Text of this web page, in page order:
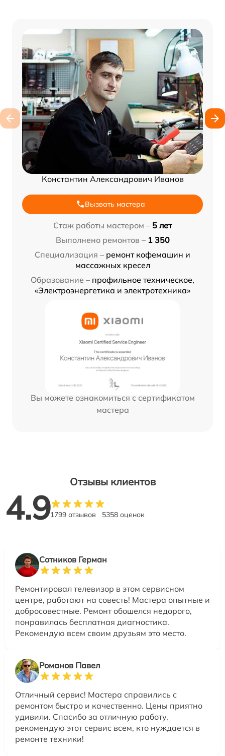
Константин Александрович Иванов
Вызвать мастера
Стаж работы мастером – 5 лет
Выполнено ремонтов – 1 350
Специализация – ремонт кофемашин и
массажных кресел
Образование – профильное техническое,
«Электроэнергетика и электротехника»
Вы можете ознакомиться с сертификатом
мастера
Отзывы клиентов
4.91799 отзывов 5358 оценок
Сотников Герман
Ремонтировал телевизор в этом сервисном
центре, работают на совесть! Мастера опытные и
добросовестные. Ремонт обошелся недорого,
понравилась бесплатная диагностика.
Рекомендую всем своим друзьям это место.
Романов Павел
Отличный сервис! Мастера справились с
ремонтом быстро и качественно. Цены приятно
удивили. Спасибо за отличную работу,
рекомендую этот сервис всем, кто нуждается в
ремонте техники!